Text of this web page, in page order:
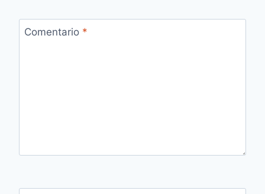
Comentario *